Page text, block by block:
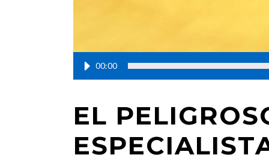
00:00
EL